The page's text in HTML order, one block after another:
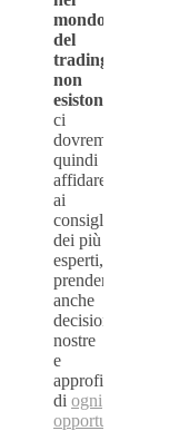
mondo
del
trading,
non
esistono
ci
dovremo
quindi
affidare
ai
consigli
dei più
esperti,
prendendo
anche
decisioni
nostre
e
approfittando
di ogni
opportunità